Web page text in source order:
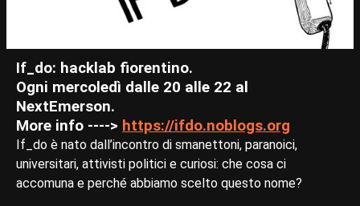
If_do: hacklab fiorentino.
Ogni mercoledì dalle 20 alle 22 al
NextEmerson.
More info ----> https://ifdo.noblogs.org
If_do è nato dall’incontro di smanettoni, paranoici,
universitari, attivisti politici e curiosi: che cosa ci
accomuna e perché abbiamo scelto questo nome?